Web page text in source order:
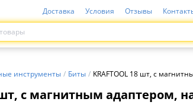
Доставка Условия Отзывы
инструменты / Биты / KRAFTOOL 18 шт, с
шт, с магнитным адаптером,